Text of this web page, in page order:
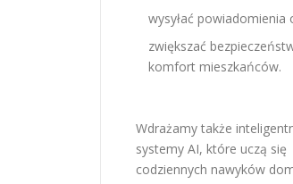
wysyłać powiadomienia
zwiększać
komfort mieszkańców.
Wdrażamy także
systemy AI, które uczą się
codziennych nawyków